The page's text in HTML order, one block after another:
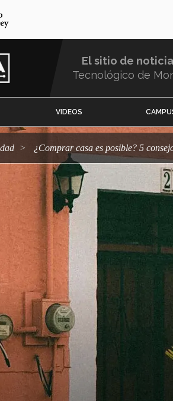
El sitio de
Tecnológico de
VIDEOS
¿Comprar casa es posible? 5